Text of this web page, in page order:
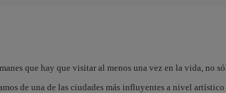
que hay que visitar al menos una vez en la vida, no
de una de las ciudades más influyentes a nivel